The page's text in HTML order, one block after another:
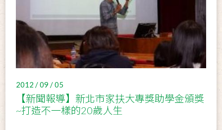
2012 / 09 / 05
【新聞報導】新北市家扶大專獎助學金頒獎
~打造不一樣的20歲人生